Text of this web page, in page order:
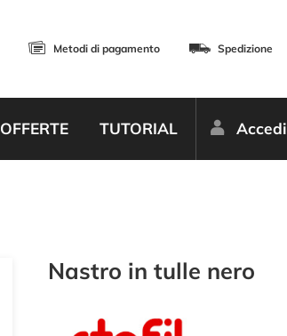
Metodi di pagamento Spedizione
OFFERTE TUTORIAL Accedi
Nastro in tulle nero